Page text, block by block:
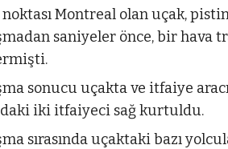
noktası Montreal olan uçak,
saniyeler önce, bir hava
sonucu uçakta ve itfaiye
iki itfaiyeci sağ kurtuldu.
sırasında uçaktaki bazı